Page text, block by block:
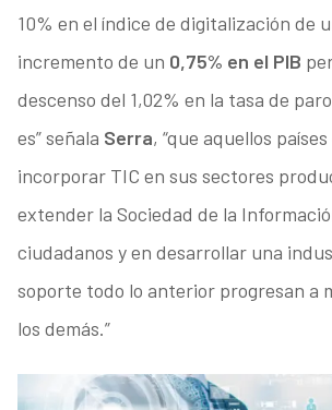
10% en el índice de digitalización de
incremento de un 0,75% en el PIB
descenso del 1,02% en la tasa de
es” señala Serra, “que aquellos
incorporar TIC en sus sectores
extender la Sociedad de la
ciudadanos y en desarrollar una
soporte todo lo anterior progresan a
los demás.”